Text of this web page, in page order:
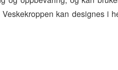
kan designes i